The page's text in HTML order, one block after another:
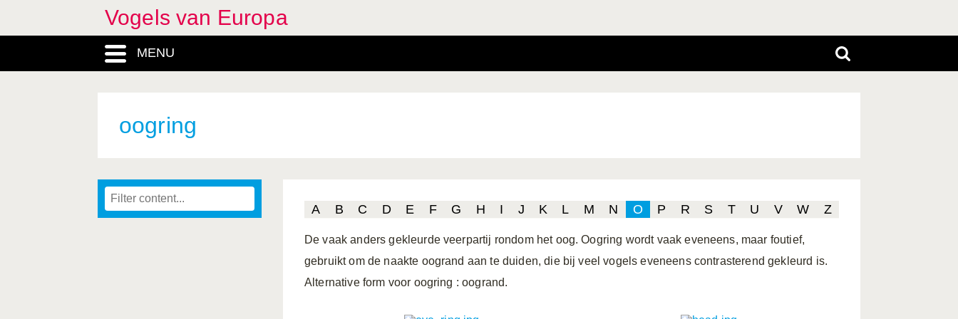
Vogels van Europa
MENU
oogring
A B C D E F G H I J K L M N O P R S T U V W Z
De vaak anders gekleurde veerpartij rondom het oog. Oogring wordt vaak eveneens, maar foutief,
gebruikt om de naakte oogrand aan te duiden, die bij veel vogels eveneens contrasterend gekleurd is.
Alternative form voor oogring : oogrand.